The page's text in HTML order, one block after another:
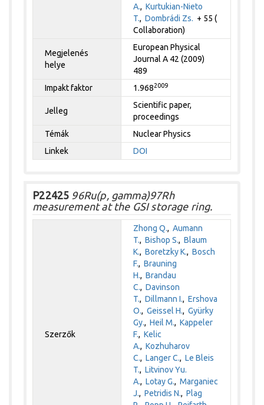
A.,Kurtukian-Nieto
T.,Dombrádi Zs. + 55 (
Collaboration)
Megjelenés
helye
European Physical
Journal A 42 (2009)
489
Impakt faktor
1.9682009
Jelleg
Scientific paper,
proceedings
Témák
Nuclear Physics
Linkek
DOI
P22425 96Ru(p, gamma)97Rh
measurement at the GSI storage ring.
Szerzők
Zhong Q.,Aumann
T.,Bishop S.,Blaum
K.,Boretzky K.,Bosch
F.,Brauning
H.,Brandau
C.,Davinson
T.,Dillmann I.,Ershova
O.,Geissel H.,Gyürky
Gy.,Heil M.,Kappeler
F.,Kelic
A.,Kozhuharov
C.,Langer C.,Le Bleis
T.,Litvinov Yu.
A.,Lotay G.,Marganiec
J.,Petridis N.,Plag